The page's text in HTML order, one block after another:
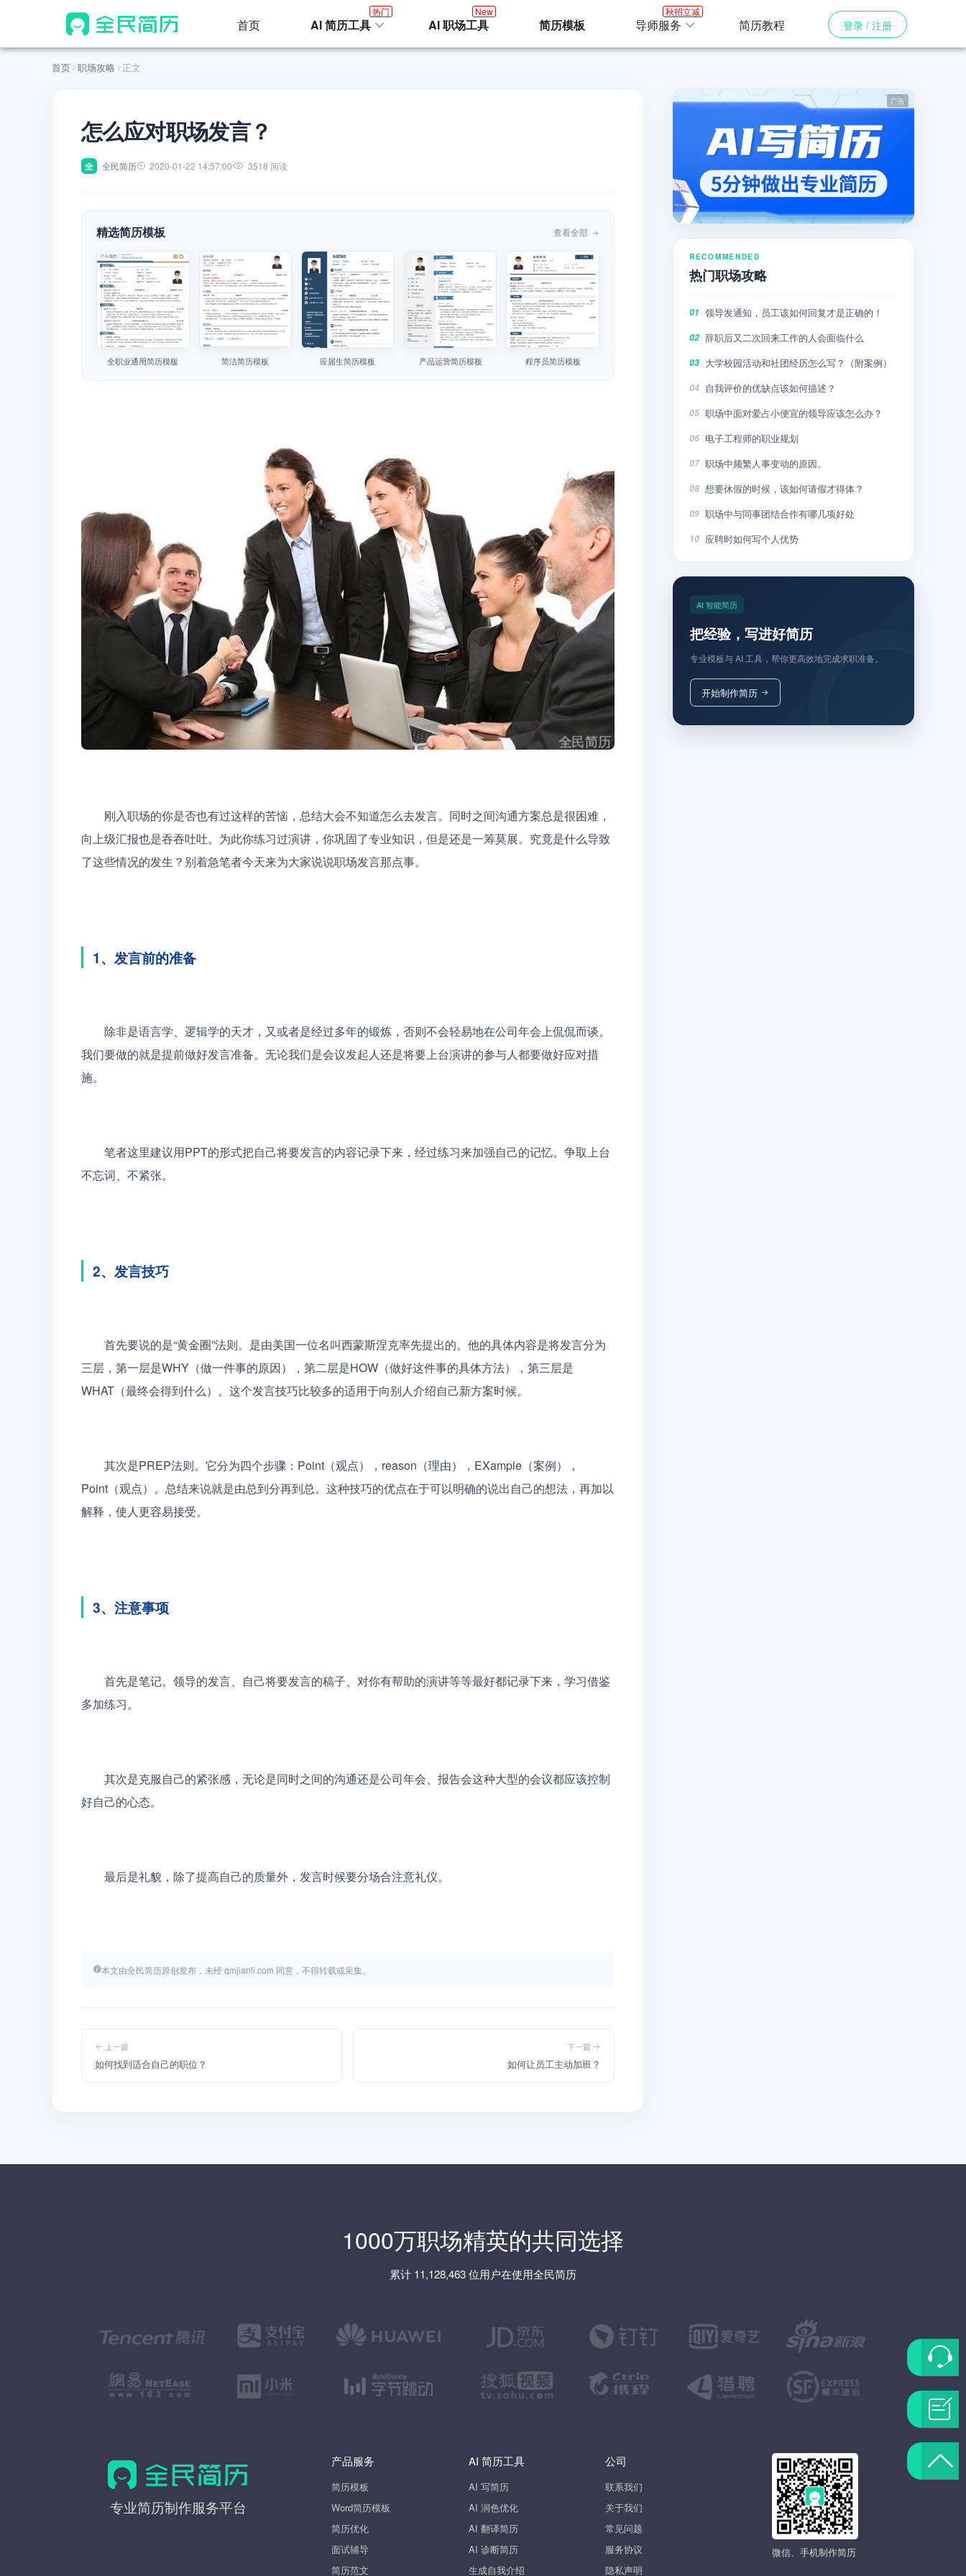
首页 AI 简历工具
热门
AI 职场工具
New
简历模板 导师服务
秋招立减
简历教程 登录 / 注册
首页 职场攻略 正文
怎么应对职场发言？
全 全民简历 2020-01-22 14:57:00 3518 阅读
精选简历模板 查看全部
全职业通用简历模板 简洁简历模板 应届生简历模板 产品运营简历模板 程序员简历模板
刚入职场的你是否也有过这样的苦恼，总结大会不知道怎么去发言。同时之间沟通方案总是很困难，
向上级汇报也是吞吞吐吐。为此你练习过演讲，你巩固了专业知识，但是还是一筹莫展。究竟是什么导致
了这些情况的发生？别着急笔者今天来为大家说说职场发言那点事。
1、发言前的准备
除非是语言学、逻辑学的天才，又或者是经过多年的锻炼，否则不会轻易地在公司年会上侃侃而谈。
我们要做的就是提前做好发言准备。无论我们是会议发起人还是将要上台演讲的参与人都要做好应对措
施。
笔者这里建议用PPT的形式把自己将要发言的内容记录下来，经过练习来加强自己的记忆。争取上台
不忘词、不紧张。
2、发言技巧
首先要说的是“黄金圈”法则。是由美国一位名叫西蒙斯涅克率先提出的。他的具体内容是将发言分为
三层，第一层是WHY（做一件事的原因），第二层是HOW（做好这件事的具体方法），第三层是
WHAT（最终会得到什么）。这个发言技巧比较多的适用于向别人介绍自己新方案时候。
其次是PREP法则。它分为四个步骤：Point（观点），reason（理由），EXample（案例），
Point（观点）。总结来说就是由总到分再到总。这种技巧的优点在于可以明确的说出自己的想法，再加以
解释，使人更容易接受。
3、注意事项
首先是笔记。领导的发言、自己将要发言的稿子、对你有帮助的演讲等等最好都记录下来，学习借鉴
多加练习。
其次是克服自己的紧张感，无论是同时之间的沟通还是公司年会、报告会这种大型的会议都应该控制
好自己的心态。
最后是礼貌，除了提高自己的质量外，发言时候要分场合注意礼仪。
本文由全民简历原创发布，未经 qmjianli.com 同意，不得转载或采集。
上一篇
如何找到适合自己的职位？
下一篇
如何让员工主动加班？
RECOMMENDED
热门职场攻略
01 领导发通知，员工该如何回复才是正确的！
02 辞职后又二次回来工作的人会面临什么
03 大学校园活动和社团经历怎么写？（附案例）
04 自我评价的优缺点该如何描述？
05 职场中面对爱占小便宜的领导应该怎么办？
06 电子工程师的职业规划
07 职场中频繁人事变动的原因。
08 想要休假的时候，该如何请假才得体？
09 职场中与同事团结合作有哪几项好处
10 应聘时如何写个人优势
AI 智能简历
把经验，写进好简历
专业模板与 AI 工具，帮你更高效地完成求职准备。
开始制作简历
1000万职场精英的共同选择
累计 11,128,463 位用户在使用全民简历
全
专业简历制作服务平台
产品服务
简历模板
Word简历模板
简历优化
面试辅导
简历范文
AI 简历工具
AI 写简历
AI 润色优化
AI 翻译简历
AI 诊断简历
生成自我介绍
公司
联系我们
关于我们
常见问题
服务协议
隐私声明
微信、手机制作简历
联
系
客
服
题
反
返